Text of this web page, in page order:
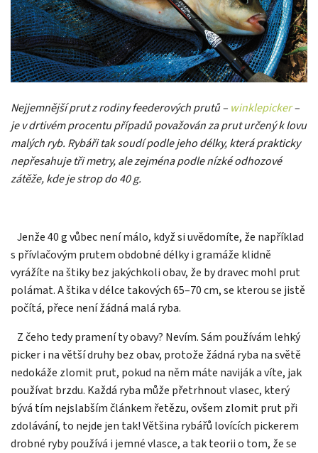
Nejjemnější prut z rodiny feederových prutů – winklepicker–
je v drtivém procentu případů považován za prut určený k lovu
malých ryb. Rybáři tak soudí podle jeho délky, která prakticky
nepřesahuje tři metry, ale zejména podle nízké odhozové
zátěže, kde je strop do 40 g.
Jenže 40 g vůbec není málo, když si uvědomíte, že například
s přívlačovým prutem obdobné délky i gramáže klidně
vyrážíte na štiky bez jakýchkoli obav, že by dravec mohl prut
polámat. A štika v délce takových 65–70 cm, se kterou se jistě
počítá, přece není žádná malá ryba.
Z čeho tedy pramení ty obavy? Nevím. Sám používám lehký
picker i na větší druhy bez obav, protože žádná ryba na světě
nedokáže zlomit prut, pokud na něm máte naviják a víte, jak
používat brzdu. Každá ryba může přetrhnout vlasec, který
bývá tím nejslabším článkem řetězu, ovšem zlomit prut při
zdolávání, to nejde jen tak! Většina rybářů lovících pickerem
drobné ryby používá i jemné vlasce, a tak teorii o tom, že se